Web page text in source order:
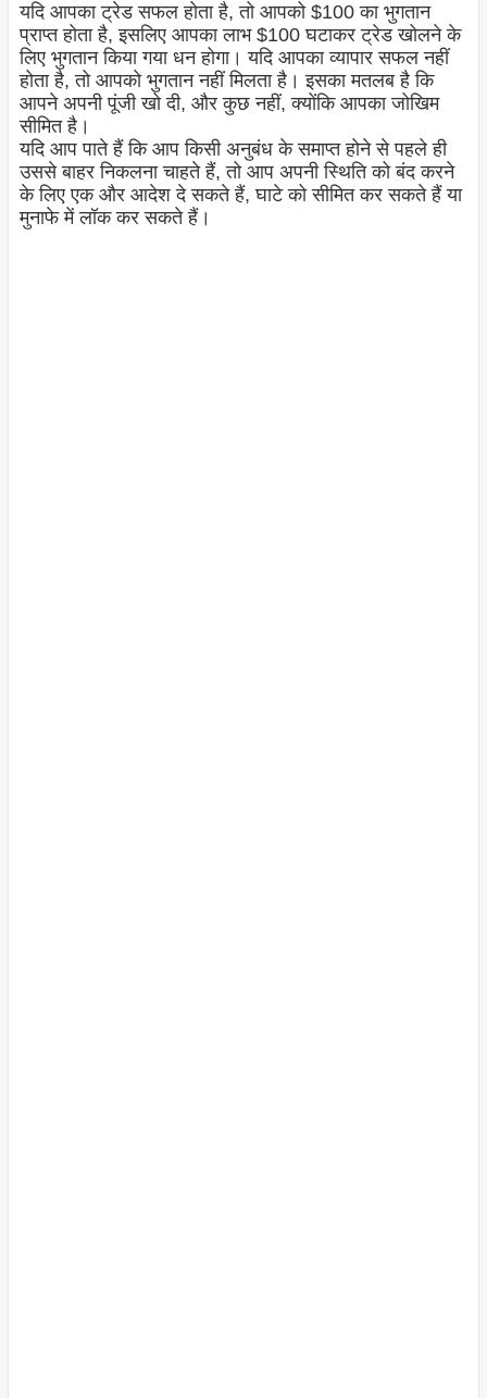
यदि आपका ट्रेड सफल होता है, तो आपको $100 का भुगतान
प्राप्त होता है, इसलिए आपका लाभ $100 घटाकर ट्रेड खोलने के
लिए भुगतान किया गया धन होगा। यदि आपका व्यापार सफल नहीं
होता है, तो आपको भुगतान नहीं मिलता है। इसका मतलब है कि
आपने अपनी पूंजी खो दी, और कुछ नहीं, क्योंकि आपका जोखिम
सीमित है।
यदि आप पाते हैं कि आप किसी अनुबंध के समाप्त होने से पहले ही
उससे बाहर निकलना चाहते हैं, तो आप अपनी स्थिति को बंद करने
के लिए एक और आदेश दे सकते हैं, घाटे को सीमित कर सकते हैं या
मुनाफे में लॉक कर सकते हैं।